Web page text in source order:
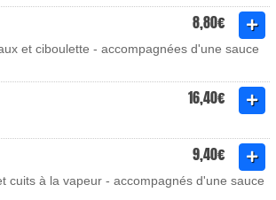
8,80€
et ciboulette - accompagnées d'une sauce
16,40€
9,40€
cuits à la vapeur - accompagnés d'une sauce